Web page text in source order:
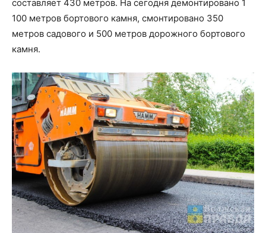
составляет 430 метров. На сегодня демонтировано 1
100 метров бортового камня, смонтировано 350
метров садового и 500 метров дорожного бортового
камня.